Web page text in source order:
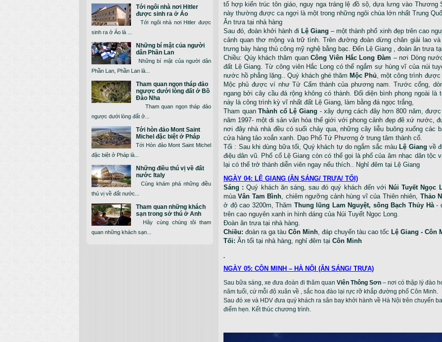
Tới ngôi nhà nơi Hitler
được sinh ra ở Áo
Tới ngôi nhà nơi Hitler được
sinh ra ở Áo là ...
Những bí mật của người
dân Phần Lan
Những bí mật của người dân
Phần Lan, Phần Lan là...
Tham quan ngọn tháp đảo
ngược dưới lòng đất ở Bồ
Đào Nha
Tham quan ngọn tháp đảo
ngược dưới lòng đất ở...
Tới hòn đảo Mont Saint
Michel đặc biệt ở Pháp
Tới Hòn đảo Mont Saint Michel
đặc biệt ở Pháp là...
Những điều thú vị về đất
nước Italy
Cùng khám phá những điều
thú vị về đất nước...
Tham quan những khách
sạn trong sở thú ở Anh
Hãy cùng chúng tôi tham
quan những khách sạn...
tổ hợp kiến trúc tôn giáo, nguy nga tráng lệ đồ sộ, dựa lưng vào
này thường được ca ngợi là một trong những ngôi chùa lớn nhất Trung
Ăn trưa tại nhà hàng
Sau đó, đoàn khởi hành đi Lệ Giang – một thành phố xinh đẹp trên cao
cảnh quan thơ mộng và trữ tình. Trên đường đoàn dừng chân giải lao
trưng bày hàng thủ công mỹ nghệ bằng bạc. Đến Lệ Giang , đoàn ăn trưa
Chiều: Qúy khách thăm quanCông Viên Hắc Long Đàm – nơi Dòng
đất Lệ Giang. Từ công viên Hắc Long có thể ngắm sự hùng vĩ của núi
nước hồ phẳng lặng.. Quý khách ghé thăm Mộc Phủ, một công trình
Mộc phủ được ví như Tử Cấm thành của phương nam. Trước cổng,
ngang bởi cây cầu đá rộng không có thành. Đối diện bình phong ngoài là
này là công trình kỳ vĩ nhất đất Lệ Giang, làm bằng đá ngọc trắng,
Tham quanThành cổ Lệ Giang - xây dựng cách đây hơn 800 năm,
năm 1997- một di sản văn hóa thế giới với phong cảnh đẹp đẽ xứ nước,
nơi đây nhà nhà đều có suối chảy qua, những cây liễu buông xuống các
cửa hàng tảo xoắn xanh. Dạo Phố Tứ Phương ở trung tâm thành cổ.
Tối : Sau khi dùng bữa tối, Quý khách tự do ngắm sắc màu Lệ Giang về
điệu dân vũ. Phố cổ Lệ Giang còn có thể gọi là phố của âm nhạc dân tộc
lại có thể trở thành diễn viên ngay nếu thích.. Nghỉ đêm tại Lệ Giang
NGÀY 04: LỆ GIANG (ĂN SÁNG/ TRƯA/ TỐI)
Sáng : Quý khách ăn sáng, sau đó quý khách đến với Núi Tuyết Ngọc
mùaVân Tam Bình, chiêm ngưỡng cảnh hùng vĩ của Thiên nhiên, Thảo
ở độ cao 3200m, Thăm Thung lũng Lam Nguyệt, sông Bạch Thủy Hà-
trên cao nguyên xanh in hình dáng của Núi Tuyết Ngọc Long.
Đoàn ăn trưa tại nhà hàng.
Chiều: đoàn ra ga tàu Côn Minh, đáp chuyến tàu cao tốc Lệ Giang - Côn
Tối: Ăn tối tại nhà hàng, nghỉ đêm tại Côn Minh
NGÀY 05: CÔN MINH – HÀ NỘI (ĂN SÁNG/ TRƯA)
Sau bữa sáng, xe đưa đoàn đi thăm quan Viên Thông Sơn – nơi có thập lý đào
năm tuổi, cứ mỗi độ xuân về , sắc hoa đào lại rực rỡ khắp đường phố Côn Minh.
Sau đó xe và HDV đưa quý khách ra sân bay khởi hành về Hà Nội trên chuyến
điểm hẹn. Kết thúc chương trình.